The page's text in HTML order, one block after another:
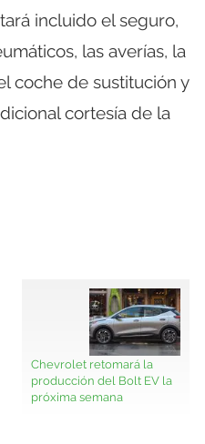
incluido el seguro,
las averías, la
coche de sustitución y
cortesía de la
Chevrolet retomará la
producción del Bolt EV la
próxima semana